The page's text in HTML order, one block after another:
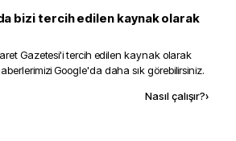
bizi tercih edilen kaynak olarak
Gazetesi'i tercih edilen kaynak olarak
Google'da daha sık görebilirsiniz.
Nasıl çalışır?›